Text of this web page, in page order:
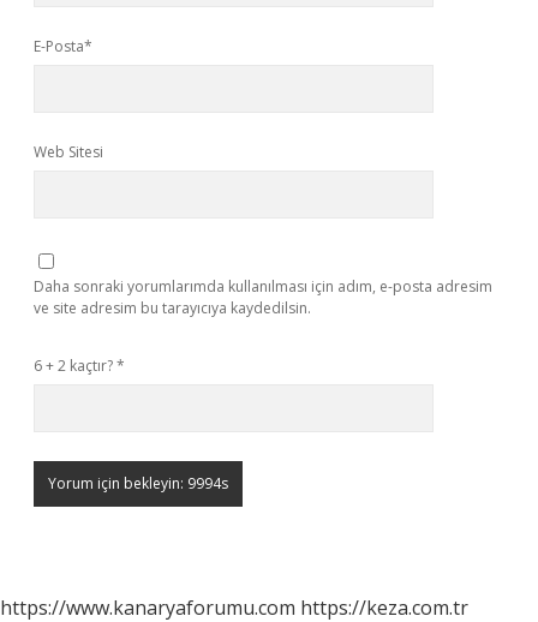
E-Posta*
Web Sitesi
Daha sonraki yorumlarımda kullanılması için adım, e-posta adresim
ve site adresim bu tarayıcıya kaydedilsin.
6 + 2 kaçtır?*
https://www.kanaryaforumu.com https://keza.com.tr